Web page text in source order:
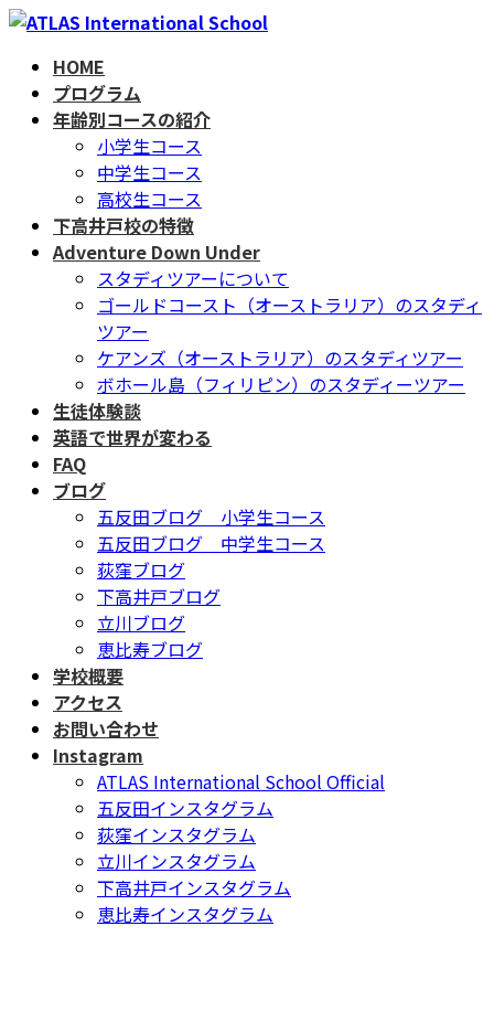
コ
ナ
HOME
プログラム
年齢別コースの紹介
小学生コース
中学生コース
高校生コース
下高井戸校の特徴
Adventure Down Under
スタディツアーについて
ゴールドコースト（オーストラリア）のスタディ
ツアー
ケアンズ（オーストラリア）のスタディツアー
ボホール島（フィリピン）のスタディーツアー
生徒体験談
英語で世界が変わる
FAQ
ブログ
五反田ブログ 小学生コース
五反田ブログ 中学生コース
荻窪ブログ
下高井戸ブログ
立川ブログ
恵比寿ブログ
学校概要
アクセス
お問い合わせ
Instagram
ATLAS International School Official
五反田インスタグラム
荻窪インスタグラム
立川インスタグラム
下高井戸インスタグラム
恵比寿インスタグラム